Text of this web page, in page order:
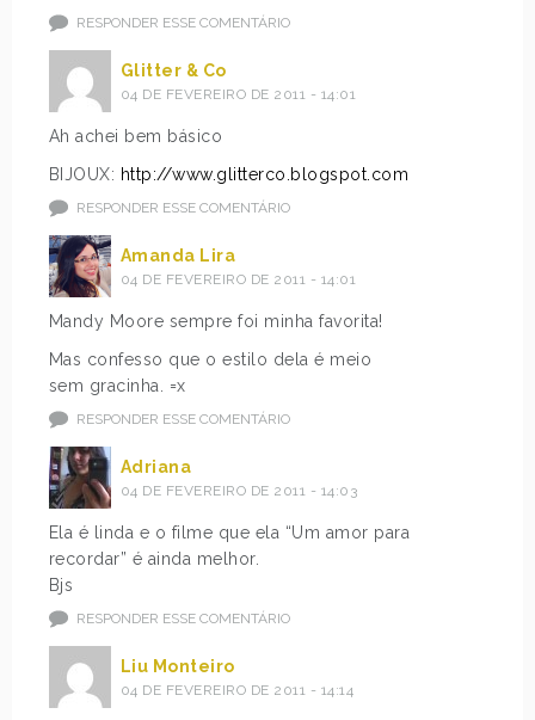
RESPONDER ESSE COMENTÁRIO
Glitter & Co
04 DE FEVEREIRO DE 2011 - 14:01
Ah achei bem básico
BIJOUX: http://www.glitterco.blogspot.com
RESPONDER ESSE COMENTÁRIO
Amanda Lira
04 DE FEVEREIRO DE 2011 - 14:01
Mandy Moore sempre foi minha favorita!
Mas confesso que o estilo dela é meio
sem gracinha. =x
RESPONDER ESSE COMENTÁRIO
Adriana
04 DE FEVEREIRO DE 2011 - 14:03
Ela é linda e o filme que ela “Um amor para
recordar” é ainda melhor.
Bjs
RESPONDER ESSE COMENTÁRIO
Liu Monteiro
04 DE FEVEREIRO DE 2011 - 14:14